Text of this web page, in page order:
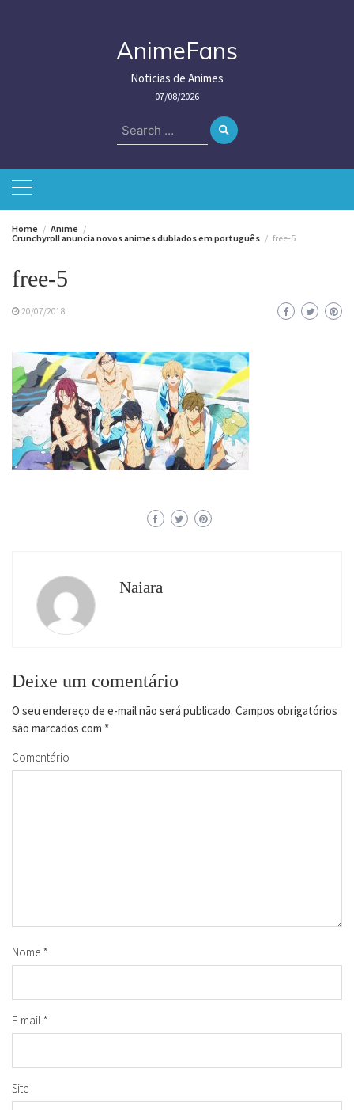
AnimeFans
Noticias de Animes
07/08/2026
Search
for:
Home
Anime
Crunchyroll anuncia novos animes dublados em português
free-5
free-5
20/07/2018
Naiara
Deixe um comentário
O seu endereço de e-mail não será publicado. Campos obrigatórios
são marcados com *
Comentário
Nome *
E-mail *
Site